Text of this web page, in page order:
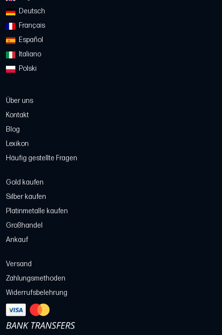
Deutsch
Français
Español
Italiano
Polski
Über uns
Kontakt
Blog
Lexikon
Häufig gestellte Fragen
Gold kaufen
Silber kaufen
Platinmetalle kaufen
Großhandel
Ankauf
Versand
Zahlungsmethoden
Widerrufsbelehrung